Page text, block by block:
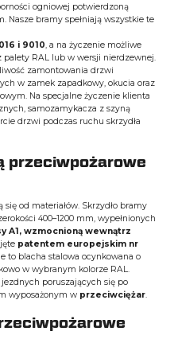
ogniowej potwierdzoną
Nasze bramy spełniają wszystkie te
i 9010 , a na życzenie możliwe
RAL lub w wersji nierdzewnej.
zamontowania drzwi
w zamek zapadkowy, okucia oraz
Na specjalne życzenie klienta
samozamykacza z szyną
drzwi podczas ruchu skrzydła
przeciwpożarowe
od materiałów. Skrzydło bramy
400–1200 mm, wypełnionych
A1, wzmocnioną wewnątrz
patentem europejskim nr
to blacha stalowa ocynkowana o
w wybranym kolorze RAL.
jezdnych poruszających się po
wyposażonym w przeciwciężar.